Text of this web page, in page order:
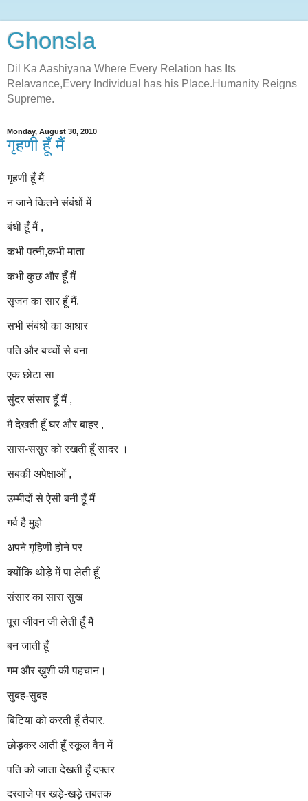
Ghonsla
Dil Ka Aashiyana Where Every Relation has Its
Relavance,Every Individual has his Place.Humanity Reigns
Supreme.
Monday, August 30, 2010
गृहणी हूँ मैं
गृहणी हूँ मैं
न जाने कितने संबंधों में
बंधी हूँ मैं ,
कभी पत्नी,कभी माता
कभी कुछ और हूँ मैं
सृजन का सार हूँ मैं,
सभी संबंधों का आधार
पति और बच्चों से बना
एक छोटा सा
सुंदर संसार हूँ मैं ,
मै देखती हूँ घर और बाहर ,
सास-ससुर को रखती हूँ सादर ।
सबकी अपेक्षाओं ,
उम्मीदों सेऐसीबनी हूँ मैं
गर्व है मुझे
अपने गृहिणी होने पर
क्योंकि थोड़े में पा लेती हूँ
संसार का सारा सुख
पूरा जीवनजी लेती हूँ मैं
बन जाती हूँ
गम और ख़ुशी की पहचान।
सुबह-सुबह
बिटिया को करती हूँ तैयार,
छोड़कर आती हूँ स्कूल वैन में
पति को जाता देखती हूँ दफ्तर
दरवाजे पर खड़े-खड़े तबतक